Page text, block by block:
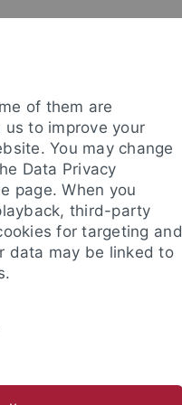
of them are
to improve your
You may change
Data Privacy
page. When you
third-party
for targeting and
data may be linked to